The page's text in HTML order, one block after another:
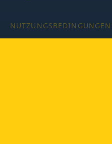
NUTZUNGSBEDINGUNGEN